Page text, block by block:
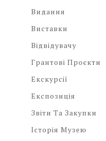
Видання
Виставки
Відвідувачу
Грантові Проєкти
Екскурсії
Експозиція
Звіти Та Закупки
Історія Музею